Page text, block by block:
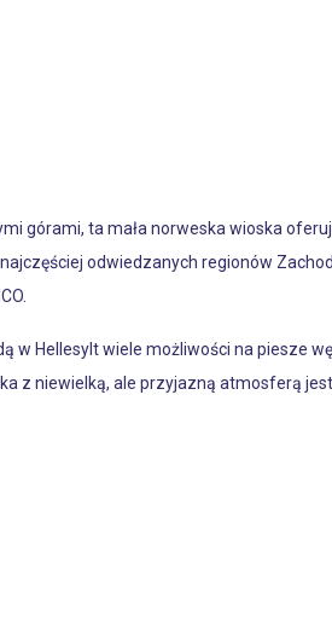
górami, ta mała norweska wioska
odwiedzanych regionów
w Hellesylt wiele możliwości na piesze
z niewielką, ale przyjazną atmosferą